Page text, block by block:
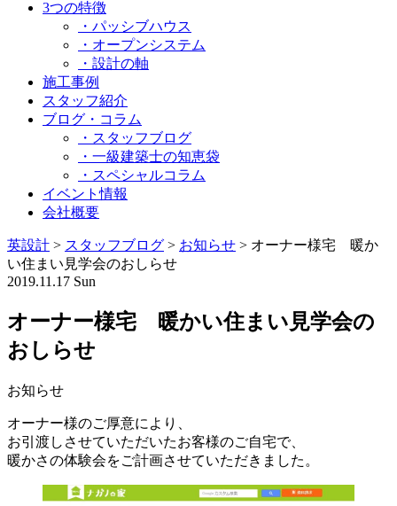
3つの特徴
・パッシブハウス
・オープンシステム
・設計の軸
施工事例
スタッフ紹介
ブログ・コラム
・スタッフブログ
・一級建築士の知恵袋
・スペシャルコラム
イベント情報
会社概要
英設計 > スタッフブログ > お知らせ > オーナー様宅 暖か
い住まい見学会のおしらせ
2019.11.17 Sun
オーナー様宅 暖かい住まい見学会の
おしらせ
お知らせ
オーナー様のご厚意により、
お引渡しさせていただいたお客様のご自宅で、
暖かさの体験会をご計画させていただきました。